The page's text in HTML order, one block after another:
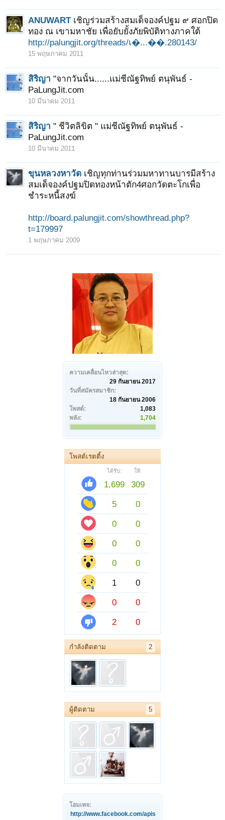
ความเคลื่อนไหวล่าสุด:
29 กันยายน 2017
วันที่สมัครสมาชิก:
18 กันยายน 2006
โพสต์:
1,083
พลัง:
1,704
โพสต์เรตติ้ง
ได้รับ: ให้:
1,699
309
5
0
0
0
0
0
0
0
1
0
0
0
2
0
กำลังติดตาม 2
ผู้ติดตาม 5
โฮมเพจ:
http://www.facebook.com/apis
ANUWART เชิญร่วมสร้างสมเด็จองค์ปฐม ๙ ศอกปิด
ทอง ณ เขามหาชัย เพื่อยับยั้งภัยพิบัติทางภาคใต้
http://palungjit.org/threads/เ�...��.280143/
15 พฤษภาคม 2011
สิริญา "จากวันนั้น......แม่ชีณัฐทิพย์ ตนุพันธ์ -
PaLungJit.com
10 มีนาคม 2011
สิริญา " ชีวิตลิขิต " แม่ชีณัฐทิพย์ ตนุพันธ์ -
PaLungJit.com
10 มีนาคม 2011
ขุนหลวงหาวัด เชิญทุกท่านร่วมมหาทานบารมีสร้าง
สมเด็จองค์ปฐมปิดทองหน้าตัก4ศอกวัดตะโกเพื่อ
ชำระหนี้สงฆ์
http://board.palungjit.com/showthread.php?
t=179997
1 พฤษภาคม 2009